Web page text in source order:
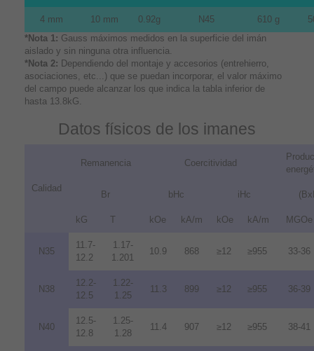
4 mm 10 mm 0.92g N45 610 g
*Nota 1: Gauss máximos medidos en la superficie del imán
aislado y sin ninguna otra influencia.
*Nota 2: Dependiendo del montaje y accesorios (entrehierro,
asociaciones, etc...) que se puedan incorporar, el valor máximo
del campo puede alcanzar los que indica la tabla inferior de
hasta 13.8kG.
Datos físicos de los imanes
Calidad
Remanencia Coercitividad
Br bHc iHc
kG T kOe kA/m kOe kA/m MGOe
N35
11.7-
12.2
1.17-
1.201
10.9 868 ≥12 ≥955 33-36
N38
12.2-
12.5
1.22-
1.25
11.3 899 ≥12 ≥955 36-39
N40
12.5-
12.8
1.25-
1.28
11.4 907 ≥12 ≥955 38-41